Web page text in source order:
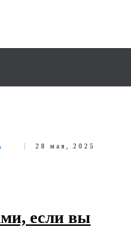
28 мая, 2025
если вы